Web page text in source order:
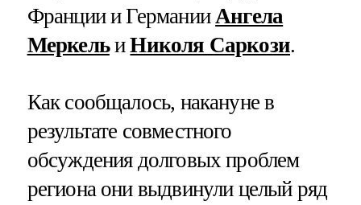
Франции и Германии Ангела
МеркельиНиколя Саркози.
Как сообщалось, накануне в
результате совместного
обсуждения долговых проблем
региона они выдвинули целый ряд